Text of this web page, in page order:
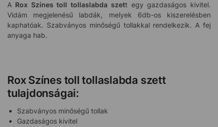
A Rox Színes toll tollaslabda szett egy gazdaságos kivitel.
Vidám megjelenésű labdák, melyek 6db-os kiszerelésben
kaphatóak. Szabványos minőségű tollakkal rendelkezik. A fej
anyaga hab.
Rox Színes toll tollaslabda szett
tulajdonságai:
Szabványos minőségű tollak
Gazdaságos kivitel